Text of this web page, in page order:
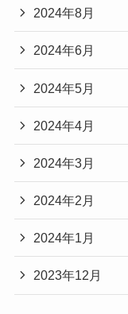
2024年8月
2024年6月
2024年5月
2024年4月
2024年3月
2024年2月
2024年1月
2023年12月